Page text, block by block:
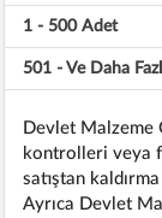
1 - 500 Adet
501 - Ve Daha
Devlet Malzeme
kontrolleri veya
satıştan
Ayrıca Devlet